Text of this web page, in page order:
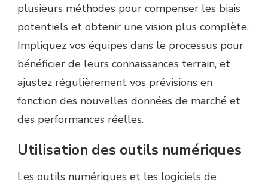
plusieurs méthodes pour compenser les biais
potentiels et obtenir une vision plus complète.
Impliquez vos équipes dans le processus pour
bénéficier de leurs connaissances terrain, et
ajustez régulièrement vos prévisions en
fonction des nouvelles données de marché et
des performances réelles.
Utilisation des outils numériques
Les outils numériques et les logiciels de